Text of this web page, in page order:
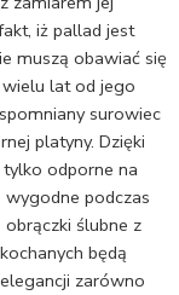
iż pallad jest
muszą obawiać się
lat od jego
surowiec
platyny. Dzięki
odporne na
podczas
ślubne z
będą
zarówno